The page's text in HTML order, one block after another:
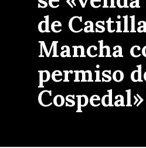
de
Mancha
permiso